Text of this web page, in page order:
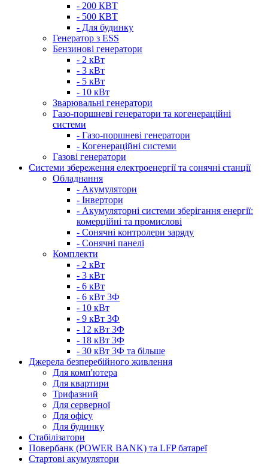
- 200 КВТ
- 500 КВТ
- Для будинку
Генератор з ESS
Бензинові генератори
- 2 кВт
- 3 кВт
- 5 кВт
- 10 кВт
Зварювальні генератори
Газо-поршневі генератори та когенераційні
системи
- Газо-поршневі генератори
- Когенераційні системи
Газові генератори
Системи збереження електроенергії та сонячні станції
Обладнання
- Акумулятори
- Інвертори
- Акумуляторні системи зберігання енергії:
комерційні та промислові
- Сонячні контролери заряду
- Сонячні панелі
Комплекти
- 2 кВт
- 3 кВт
- 6 кВт
- 6 кВт 3Ф
- 10 кВт
- 9 кВт 3Ф
- 12 кВт 3Ф
- 18 кВт 3Ф
- 30 кВт 3Ф та більше
Джерела безперебійного живлення
Для комп'ютера
Для квартири
Трифазний
Для серверної
Для офісу
Для будинку
Стабілізатори
Повербанк (POWER BANK) та LFP батареї
Стартові акумулятори